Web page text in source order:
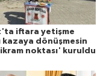
iftara yetişme
kazaya dönüşmesin
noktası' kuruldu